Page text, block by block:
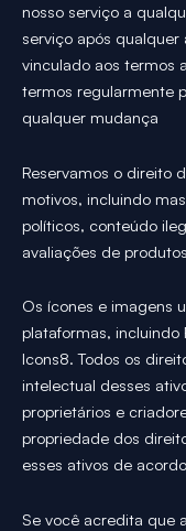
nosso serviço a
serviço após
vinculado aos termos
termos regularmente
qualquer mudança
Reservamos o direito
motivos, incluindo
políticos, conteúdo
avaliações de
Os ícones e imagens
plataformas, incluindo
Icons8. Todos os
intelectual desses
proprietários e
propriedade dos
esses ativos de
Se você acredita que